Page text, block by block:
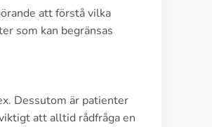
att förstå vilka
som kan begränsas
Dessutom är patienter
att alltid rådfråga en